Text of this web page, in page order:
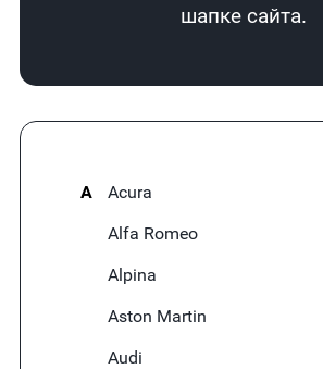
шапке сайта.
A
Acura
Alfa Romeo
Alpina
Aston Martin
Audi